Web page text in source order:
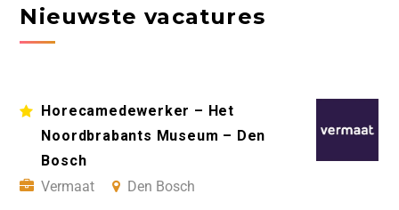
Nieuwste vacatures
Horecamedewerker – Het
Noordbrabants Museum – Den
Bosch
Vermaat
Den Bosch